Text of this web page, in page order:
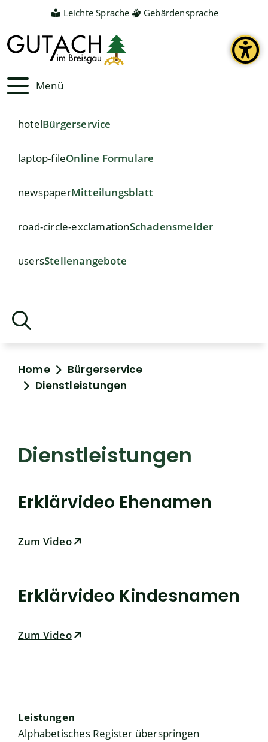
Leichte Sprache Gebärdensprache
Menü
hotelBürgerservice
laptop-fileOnline Formulare
newspaperMitteilungsblatt
road-circle-exclamationSchadensmelder
usersStellenangebote
Home
Bürgerservice
Dienstleistungen
Dienstleistungen
Erklärvideo Ehenamen
Zum Video
Erklärvideo Kindesnamen
Zum Video
Leistungen
Alphabetisches Register überspringen